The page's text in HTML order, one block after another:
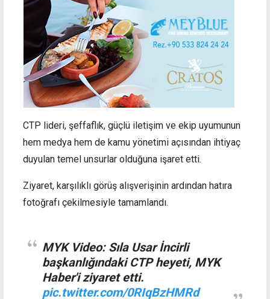
CTP lideri, şeffaflık, güçlü iletişim ve ekip uyumunun
hem medya hem de kamu yönetimi açısından ihtiyaç
duyulan temel unsurlar olduğuna işaret etti.
Ziyaret, karşılıklı görüş alışverişinin ardından hatıra
fotoğrafı çekilmesiyle tamamlandı.
MYK Video: Sıla Usar İncirli
başkanlığındaki CTP heyeti, MYK
Haber'i ziyaret etti.
pic.twitter.com/0RIqBzHMRd